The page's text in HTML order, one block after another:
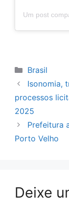
Categorias
Brasil
Isonomia,
processos
2025
Prefeitura
Porto Velho
Deixe